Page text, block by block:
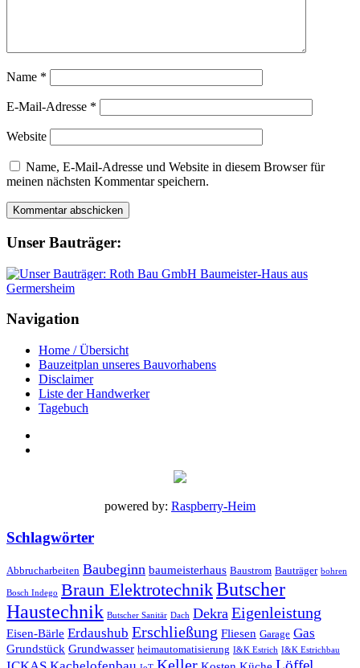
Name *
E-Mail-Adresse *
Website
Name, E-Mail-Adresse und Website in diesem Browser für
meinen nächsten Kommentar speichern.
Unser Bauträger:
Navigation
Home / Übersicht
Bauzeitplan unseres Bauvorhabens
Disclaimer
Liste der Handwerker
Tagebuch
powered by: Raspberry-Heim
Schlagwörter
Abbrucharbeiten Baubeginn baumeisterhaus Baustrom Bauträger bohren
Bosch Indego Braun ElektrotechnikButscher
Haustechnik Butscher Sanitär Dach Dekra Eigenleistung
Eisen-Bärle Erdaushub Erschließung Fliesen Garage Gas
Grundstück Grundwasser heimautomatisierung I&K Estrich I&K Estrichbau